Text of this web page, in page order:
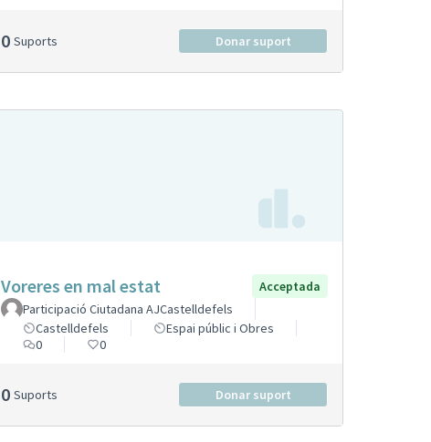
0 Suports Donar suport
Voreres en mal estat
Acceptada
Participació Ciutadana AJCastelldefels
Castelldefels
Espai públic i Obres
0
0
0 Suports Donar suport